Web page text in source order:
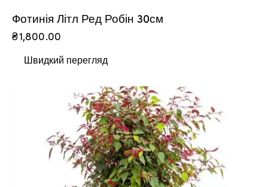
Фотинія Літл Ред Робін 30см
₴1,800.00
Швидкий перегляд